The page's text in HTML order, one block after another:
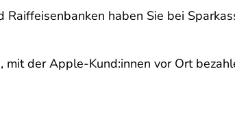
haben Sie bei
der Apple-Kund:innen vor Ort